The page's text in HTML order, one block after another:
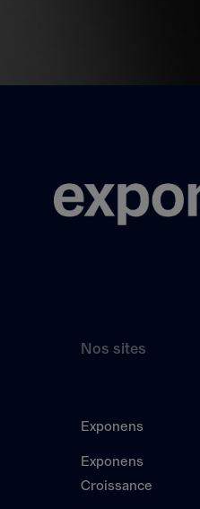
Nos sites
Exponens
Exponens
Croissance